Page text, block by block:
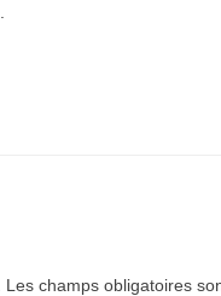
Les champs obligatoires